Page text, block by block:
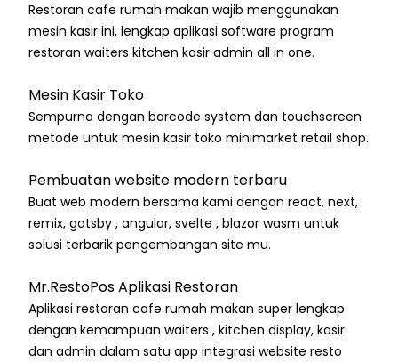
Restoran cafe rumah makan wajib menggunakan
mesin kasir ini, lengkap aplikasi software program
restoran waiters kitchen kasir admin all in one.
Mesin Kasir Toko
Sempurna dengan barcode system dan touchscreen
metode untuk mesin kasir toko minimarket retail shop.
Pembuatan website modern terbaru
Buat web modern bersama kami dengan react, next,
remix, gatsby , angular, svelte , blazor wasm untuk
solusi terbarik pengembangan site mu.
Mr.RestoPos Aplikasi Restoran
Aplikasi restoran cafe rumah makan super lengkap
dengan kemampuan waiters , kitchen display, kasir
dan admin dalam satu app integrasi website resto